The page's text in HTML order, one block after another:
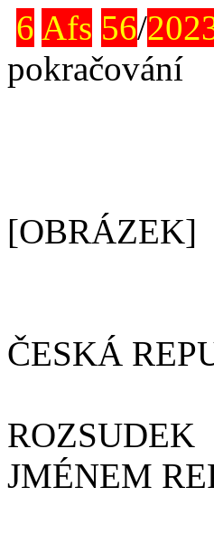
6 Afs 56/
pokračování
[OBRÁZEK]
ČESKÁ
ROZSUDEK
JMÉNEM